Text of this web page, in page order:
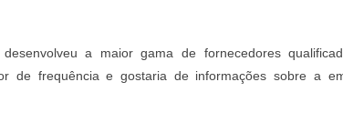
a maior gama de fornecedores
de frequência e gostaria de informações sobre a